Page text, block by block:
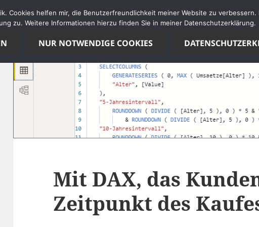
Mit DAX, das
Zeitpunkt des
Cookies helfen mir, die Benutzerfreundlichkeit meiner Website zu
zu. Weitere Informationen hierzu finden Sie in meiner Datenschutzerklärung.
NUR NOTWENDIGE COOKIES